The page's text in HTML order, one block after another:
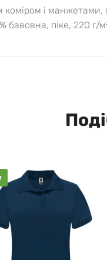
і
бавовна, піке, 220 г/